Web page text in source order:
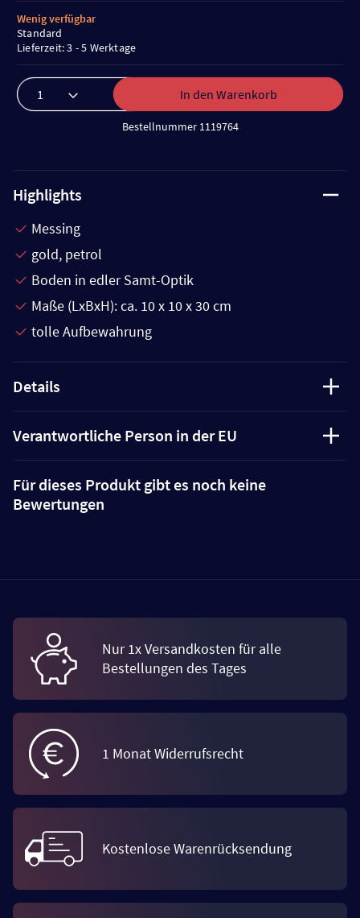
In den Warenkorb
Bestellnummer 1119764
Wenig verfügbar
Standard
Lieferzeit: 3 - 5 Werktage
Highlights
Messing
gold, petrol
Boden in edler Samt-Optik
Maße (LxBxH): ca. 10 x 10 x 30 cm
tolle Aufbewahrung
Details
Verantwortliche Person in der EU
Für dieses Produkt gibt es noch keine
Bewertungen
Nur 1x Versandkosten für alle
Bestellungen des Tages
1 Monat Widerrufsrecht
Kostenlose Warenrücksendung